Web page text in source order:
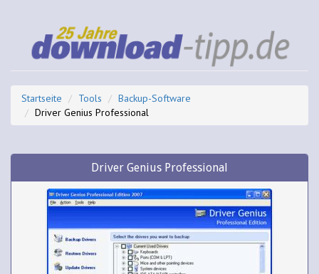
Startseite Tools
Backup-Software
Driver Genius Professional
Driver Genius Professional